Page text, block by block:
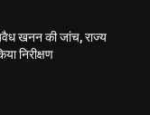
खनन की जांच, राज्य
निरीक्षण